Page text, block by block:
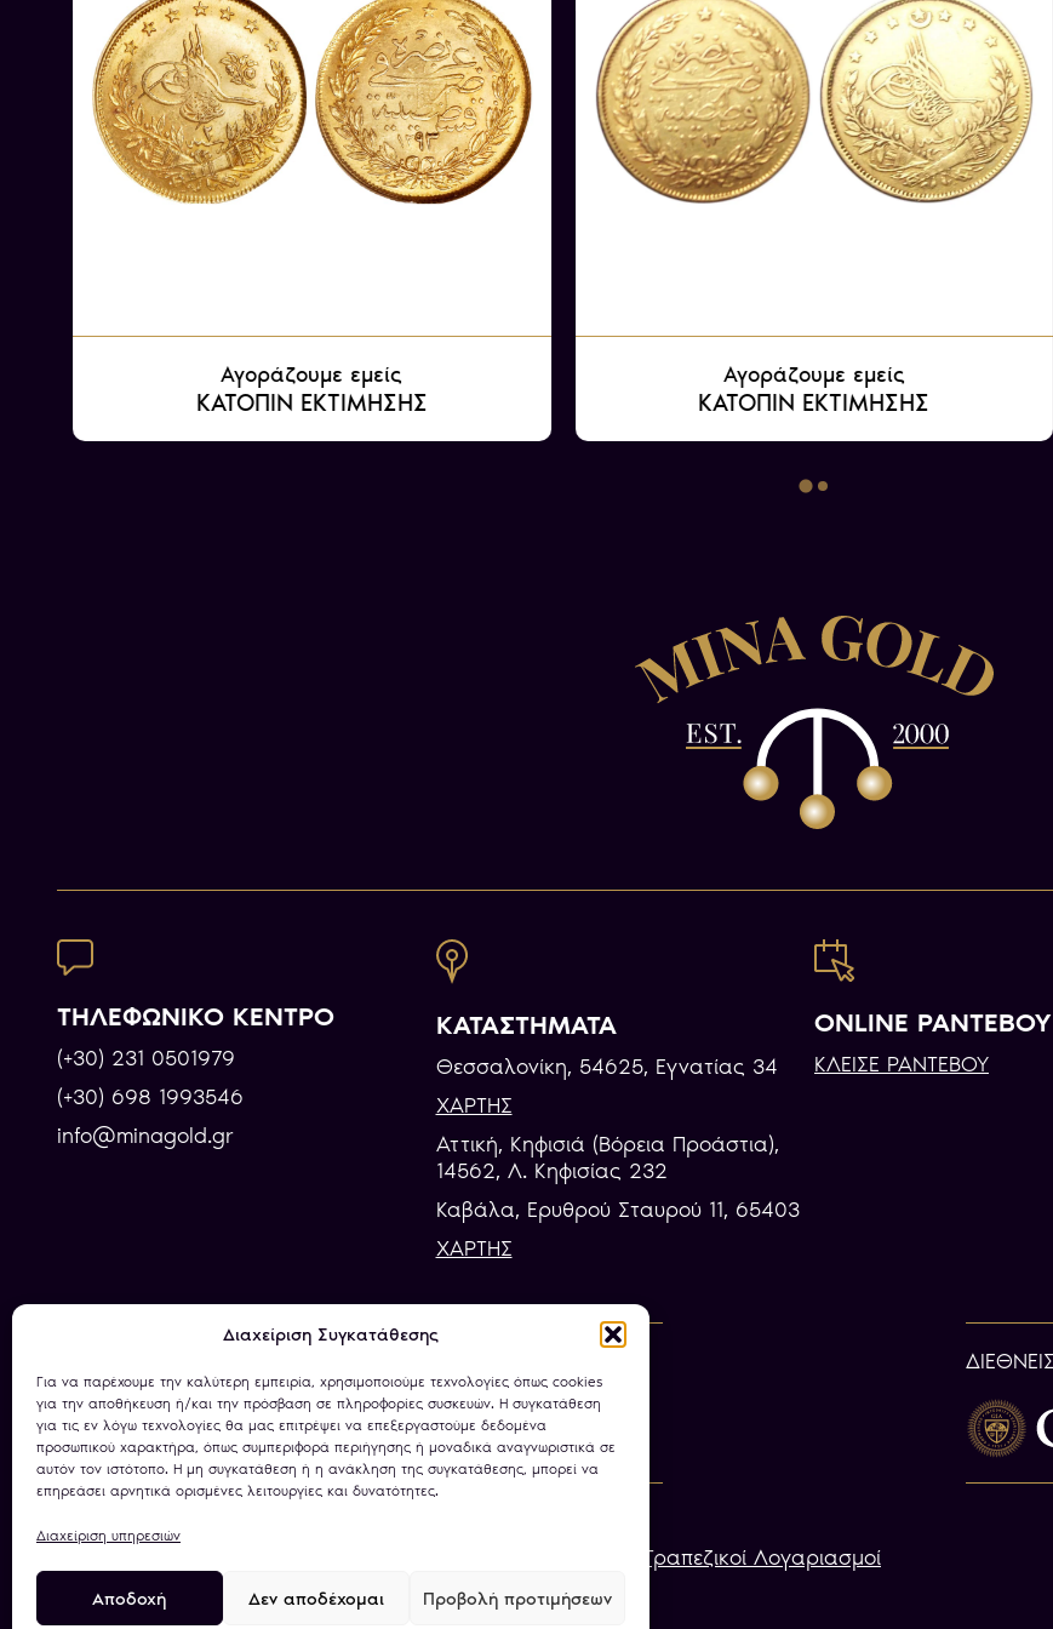
Διαχείριση Συγκατάθεσης
Για να παρέχουμε την καλύτερη εμπειρία, χρησιμοποιούμε τεχνολογίες όπως cookies
για την αποθήκευση ή/και την πρόσβαση σε πληροφορίες συσκευών. Η συγκατάθεση
για τις εν λόγω τεχνολογίες θα μας επιτρέψει να επεξεργαστούμε δεδομένα
προσωπικού χαρακτήρα, όπως συμπεριφορά περιήγησης ή μοναδικά αναγνωριστικά σε
αυτόν τον ιστότοπο. Η μη συγκατάθεση ή η ανάκληση της συγκατάθεσης, μπορεί να
επηρεάσει αρνητικά ορισμένες λειτουργίες και δυνατότητες.
Διαχείριση υπηρεσιών
Αποδοχή Δεν αποδέχομαι Προβολή προτιμήσεων
κράτη, με
της αυτοκρατορίας.
την πλευρά της
Οθωμανικής
Αγοράζουμε εμείς
ΚΑΤΟΠΙΝ ΕΚΤΙΜΗΣΗΣ
Αγοράζουμε εμείς
ΚΑΤΟΠΙΝ ΕΚΤΙΜΗΣΗΣ
ΤΗΛΕΦΩΝΙΚΟ ΚΕΝΤΡΟ
(+30) 231 0501979
(+30) 698 1993546
info@minagold.gr
ΚΑΤΑΣΤΗΜΑΤΑ
Θεσσαλονίκη, 54625, Εγνατίας 34
ΧΑΡΤΗΣ
Αττική, Κηφισιά (Βόρεια Προάστια),
14562, Λ. Κηφισίας 232
Καβάλα, Eρυθρού Σταυρού 11, 65403
ΧΑΡΤΗΣ
ONLINE ΡΑΝΤΕΒΟΥ
ΚΛΕΙΣΕ ΡΑΝΤΕΒΟΥ
27972699466/2023
Τραπεζικοί Λογαριασμοί